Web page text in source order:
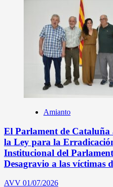
Amianto
El Parlament de
la Ley para la
Institucional del
Desagravio a las víctimas
AVV 01/07/2026